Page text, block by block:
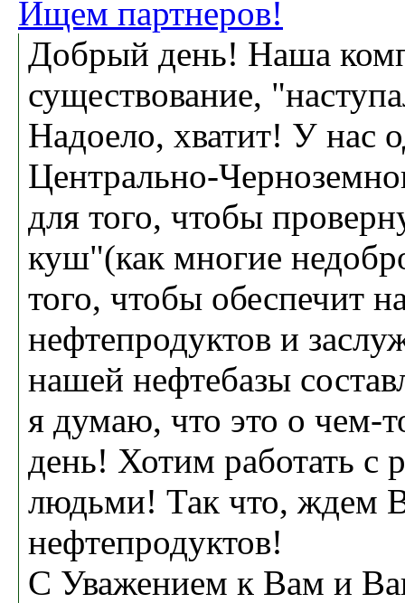
Ищем партнеров!
Добрый день! Наша
существование,
Надоело, хватит! У нас
Центрально-
для того, чтобы
куш"(как многие
того, чтобы обеспечит
нефтепродуктов и
нашей нефтебазы
я думаю, что это о чем-
день! Хотим работать
людьми! Так что, ждем
нефтепродуктов!
С Уважением к Вам и